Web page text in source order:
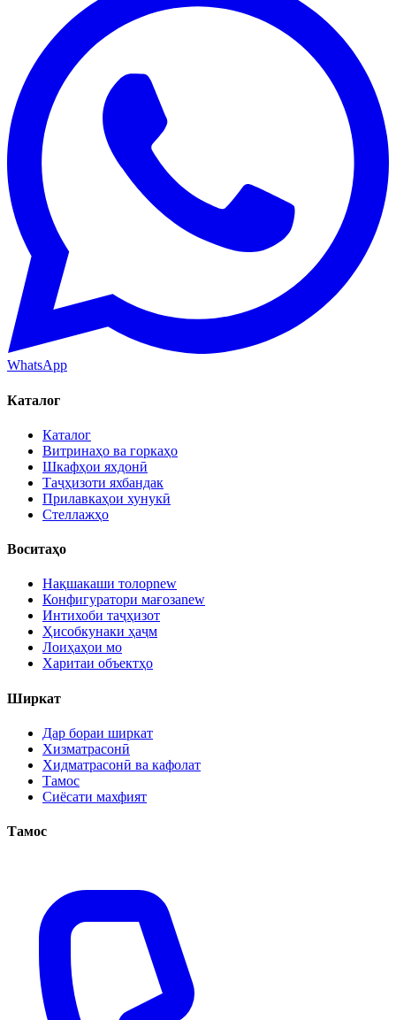
WhatsApp
Каталог
Каталог
Витринаҳо ва горкаҳо
Шкафҳои яхдонӣ
Таҷҳизоти яхбандак
Прилавкаҳои хунукӣ
Стеллажҳо
Воситаҳо
Нақшакаши толорnew
Конфигуратори мағозаnew
Интихоби таҷҳизот
Ҳисобкунаки ҳаҷм
Лоиҳаҳои мо
Харитаи объектҳо
Ширкат
Дар бораи ширкат
Хизматрасонӣ
Хидматрасонӣ ва кафолат
Тамос
Сиёсати махфият
Тамос